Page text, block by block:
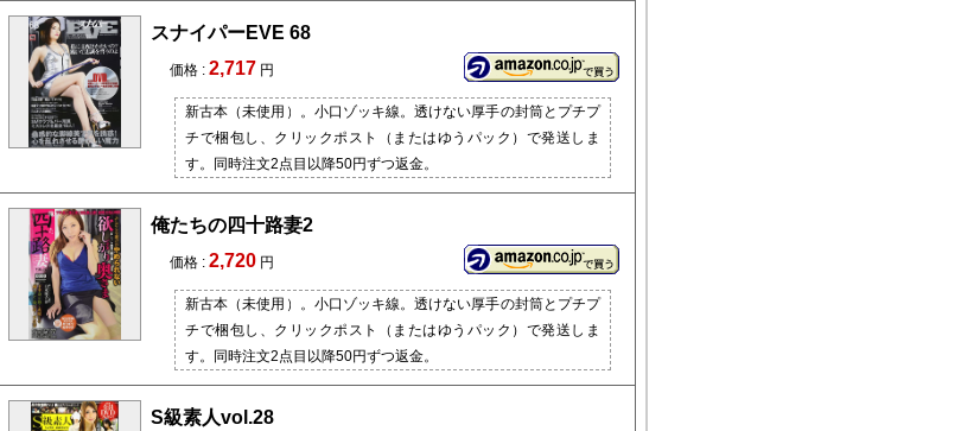
スナイパーEVE 68
価格 : 2,717 円
新古本（未使用）。小口ゾッキ線。透けない厚手の封筒とプチプ
チで梱包し、クリックポスト（またはゆうパック）で発送しま
す。同時注文2点目以降50円ずつ返金。
俺たちの四十路妻2
価格 : 2,720 円
新古本（未使用）。小口ゾッキ線。透けない厚手の封筒とプチプ
チで梱包し、クリックポスト（またはゆうパック）で発送しま
す。同時注文2点目以降50円ずつ返金。
S級素人vol.28